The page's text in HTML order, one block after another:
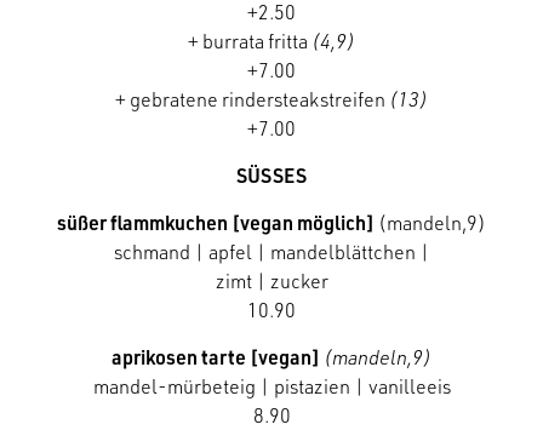
+2.50
+ burrata fritta (4,9)
+7.00
+ gebratene rindersteakstreifen (13)
+7.00
SÜSSES
süßer flammkuchen [vegan möglich] (mandeln,9)
schmand | apfel | mandelblättchen |
zimt | zucker
10.90
aprikosen tarte [vegan] (mandeln,9)
mandel-mürbeteig | pistazien | vanilleeis
8.90